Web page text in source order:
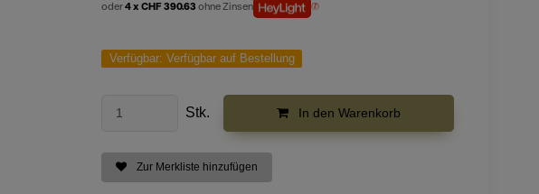
oder4 x CHF 390.63ohne Zinsen
Verfügbar: Verfügbar auf Bestellung
Stk. In den Warenkorb
Zur Merkliste hinzufügen